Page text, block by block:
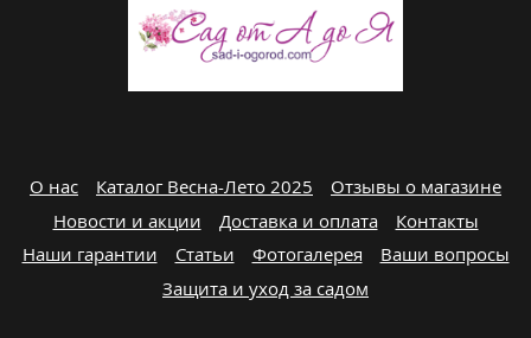
О нас Каталог Весна-Лето 2025
Отзывы о магазине
Новости и акции
Доставка и оплата
Контакты
Наши гарантии
Статьи Фотогалерея
Ваши вопросы
Защита и уход за садом